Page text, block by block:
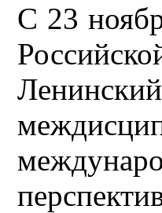
С 23